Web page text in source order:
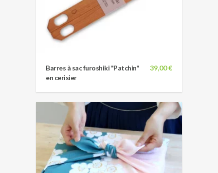
39,00 €
Barres à sac furoshiki "Patchin"
en cerisier